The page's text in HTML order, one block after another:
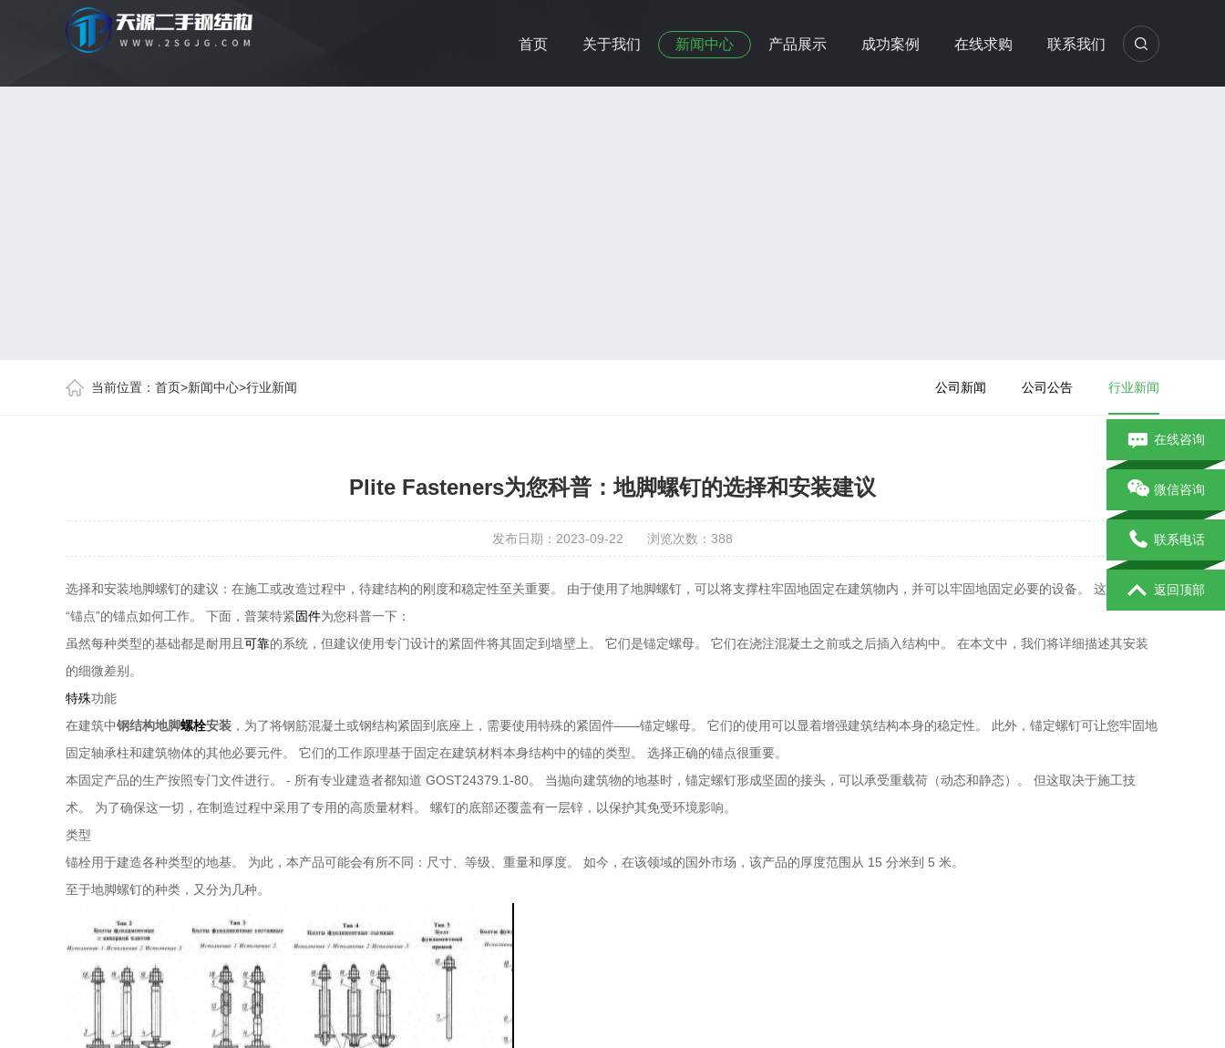
首页 关于我们 新闻中心 产品展示 成功案例 在线求购 联系我们
当前位置： 首页>新闻中心>行业新闻 公司新闻 公司公告 行业新闻
Plite Fasteners为您科普：地脚螺钉的选择和安装建议
发布日期：2023-09-22 浏览次数： 388
选择和安装地脚螺钉的建议：在施工或改造过程中，待建结构的刚度和稳定性至关重要。 由于使用了地脚螺钉，可以将支撑柱牢固地固定在建筑物内，并可以牢固地固定必要的设备。 这些基于
“锚点”的锚点如何工作。 下面，普莱特紧固件为您科普一下：
虽然每种类型的基础都是耐用且 可靠的系统，但建议使用专门设计的紧固件将其固定到墙壁上。 它们是锚定螺母。 它们在浇注混凝土之前或之后插入结构中。 在本文中，我们将详细描述其安装
的细微差别。
特殊功能
在建筑中钢结构地脚螺栓安装 ，为了将钢筋混凝土或钢结构紧固到底座上，需要使用特殊的紧固件——锚定螺母。 它们的使用可以显着增强建筑结构本身的稳定性。 此外，锚定螺钉可让您牢固地
固定轴承柱和建筑物体的其他必要元件。 它们的工作原理基于固定在建筑材料本身结构中的锚的类型。 选择正确的锚点很重要。
本固定产品的生产按照专门文件进行。 - 所有专业建造者都知道 GOST24379.1-80。 当抛向建筑物的地基时，锚定螺钉形成坚固的接头，可以承受重载荷（动态和静态）。 但这取决于施工技
术。 为了确保这一切，在制造过程中采用了专用的高质量材料。 螺钉的底部还覆盖有一层锌，以保护其免受环境影响。
类型
锚栓用于建造各种类型的地基。 为此，本产品可能会有所不同：尺寸、等级、重量和厚度。 如今，在该领域的国外市场，该产品的厚度范围从 15 分米到 5 米。
至于地脚螺钉的种类，又分为几种。
在线咨询
微信咨询
联系电话
返回顶部